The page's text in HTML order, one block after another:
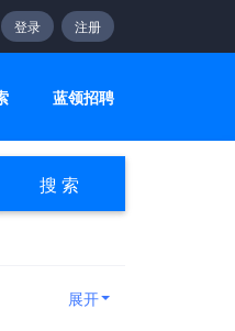
登录 注册
蓝领招聘
搜 索
展开